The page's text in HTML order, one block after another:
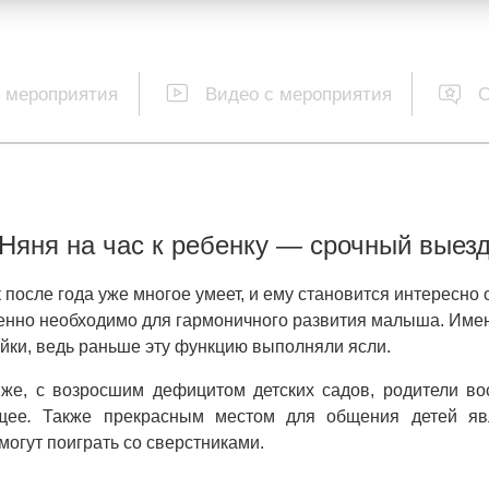
Видео с мероприятия
на час к ребенку — срочный
года уже многое умеет, и ему становится
необходимо для гармоничного развития малыша.
ведь раньше эту функцию выполняли ясли.
с возросшим дефицитом детских садов, родители
.Также прекрасным местом для общения детей
поиграть со сверстниками.